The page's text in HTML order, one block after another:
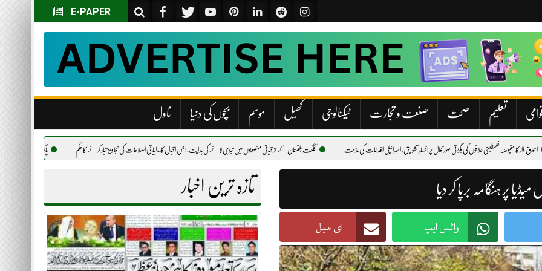
E-PAPER
تعلیم صحت صنعت و تجارت ٹیکنالوجی کھیل موسم بچوں کی دنیا ناول
بگڑتی صورتحال پر اظہارِ تشویش، اسرائیلی اقدامات کی مذمت گلگت بلتستان کے ترقیاتی منصوبوں میں تیزی لانے کی ہدایت، احسن اقبال کا مالیاتی اصلاحات کی تجاویز تیار کرنے کا حکم پاکستان اور جاپان کا بنیادی شعبوں میں تعاون کے نئے مواقع
تازہ ترین اخبار پر ہنگامہ برپا کر دیا
واٹس ایپ ای میل